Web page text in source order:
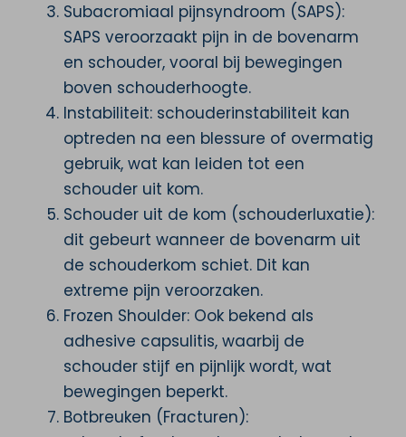
Subacromiaal pijnsyndroom (SAPS):
SAPS veroorzaakt pijn in de bovenarm
en schouder, vooral bij bewegingen
boven schouderhoogte.
Instabiliteit: schouderinstabiliteit kan
optreden na een blessure of overmatig
gebruik, wat kan leiden tot een
schouder uit kom.
Schouder uit de kom (schouderluxatie):
dit gebeurt wanneer de bovenarm uit
de schouderkom schiet. Dit kan
extreme pijn veroorzaken.
Frozen Shoulder: Ook bekend als
adhesive capsulitis, waarbij de
schouder stijf en pijnlijk wordt, wat
bewegingen beperkt.
Botbreuken (Fracturen):